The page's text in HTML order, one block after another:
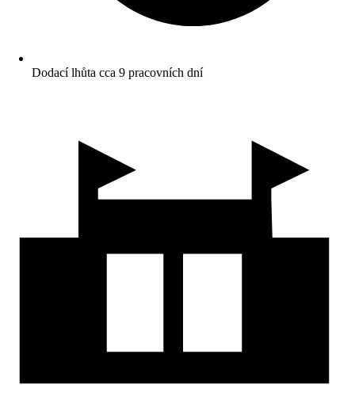
Dodací lhůta cca 9 pracovních dní